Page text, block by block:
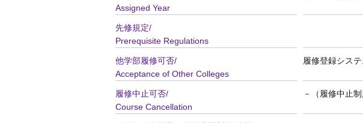
Assigned Year
先修規定/
Prerequisite Regulations
他学部履修可否/
Acceptance of Other Colleges
履修登録シス
履修中止可否/
Course Cancellation
－（履修中止